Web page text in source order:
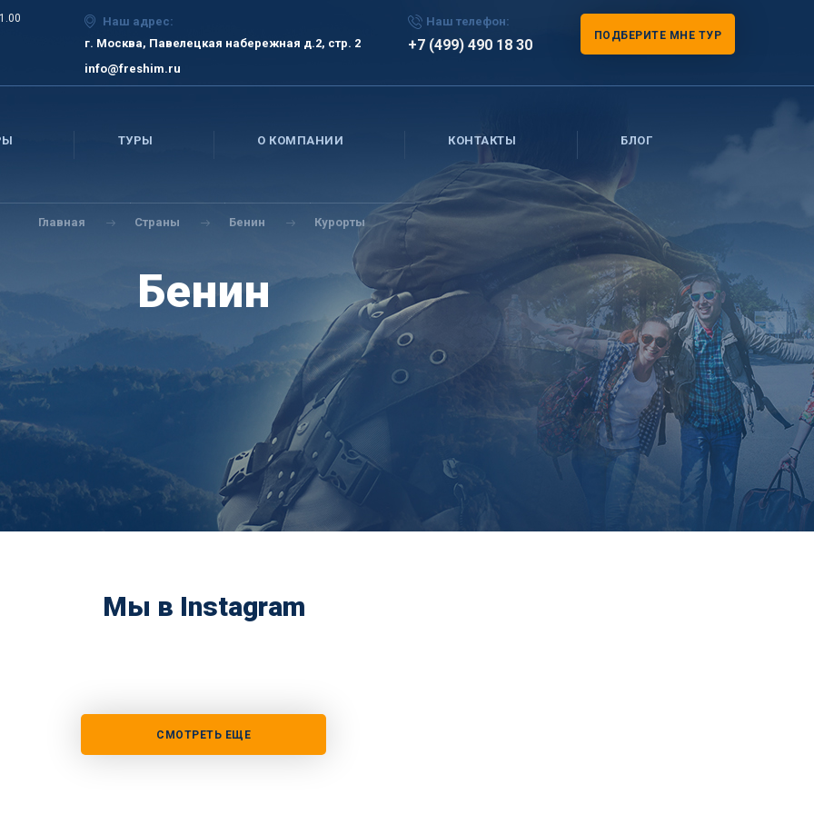
Наш адрес:
г. Москва, Павелецкая набережная д.2, стр. 2
info@freshim.ru
Наш телефон:
+7 (499) 490 18 30
ПОДБЕРИТЕ МНЕ ТУР
ТУРЫ О КОМПАНИИ КОНТАКТЫ БЛОГ
Главная Страны Бенин Курорты
Бенин
Мы в Instagram
СМОТРЕТЬ ЕЩЕ